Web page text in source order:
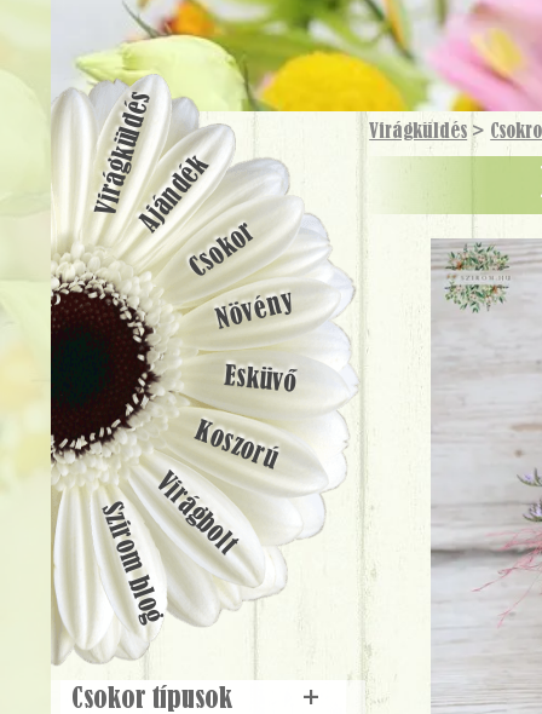
Virágküldés >
VirágküldésAjándék
Csokor
Növény
Esküvő
Koszorú
Virágbolt
Szirom blog
Csokor típusok
+